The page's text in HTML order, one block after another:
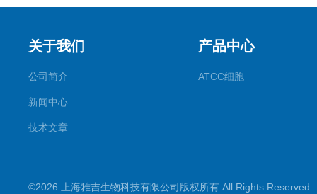
关于我们
公司简介
新闻中心
技术文章
产品中心
ATCC细胞
©2026 上海雅吉生物科技有限公司版权所有 All Rights